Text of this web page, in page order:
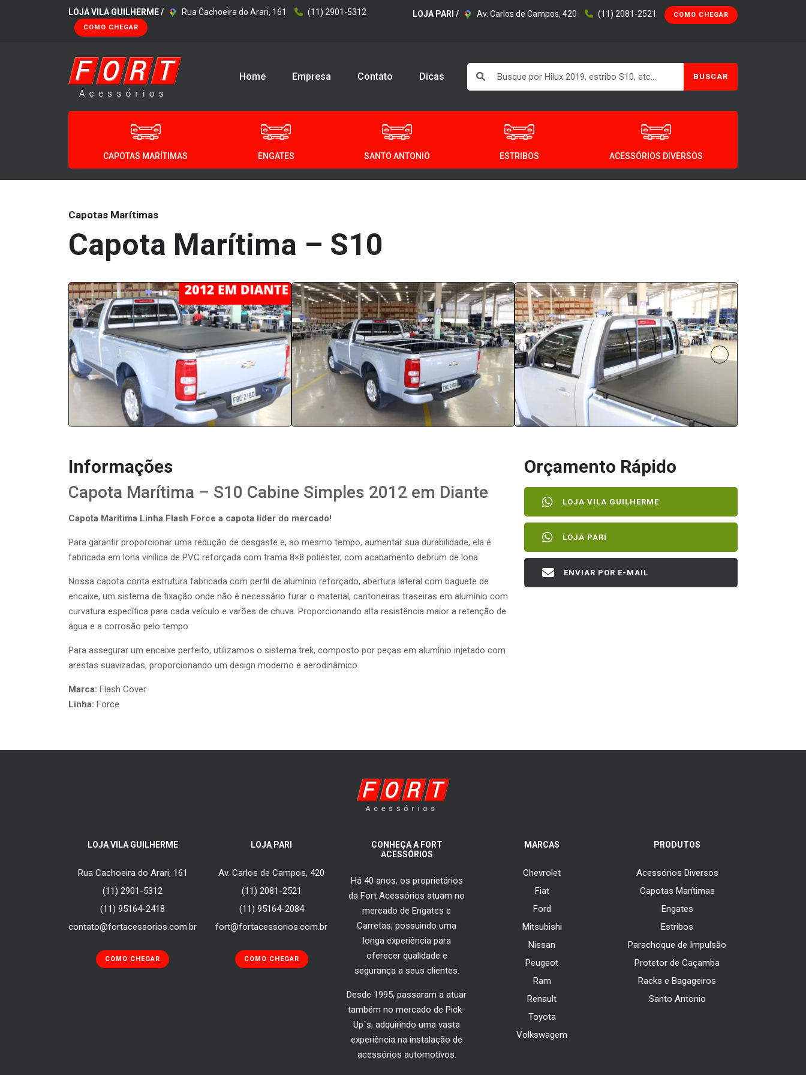
LOJA VILA GUILHERME / Rua Cachoeira do Arari, 161 (11) 2901-5312
COMO CHEGAR
LOJA PARI / Av. Carlos de Campos, 420 (11) 2081-2521 COMO CHEGAR
Home Empresa Contato Dicas BUSCAR
CAPOTAS MARÍTIMAS ENGATES SANTO ANTONIO ESTRIBOS ACESSÓRIOS DIVERSOS
Capotas Marítimas
Capota Marítima – S10
Informações
Capota Marítima – S10 Cabine Simples 2012 em Diante
Capota Marítima Linha Flash Force a capota líder do mercado!
Para garantir proporcionar uma redução de desgaste e, ao mesmo tempo, aumentar sua durabilidade, ela é
fabricada em lona vinílica de PVC reforçada com trama 8×8 poliéster, com acabamento debrum de lona.
Nossa capota conta estrutura fabricada com perfil de alumínio reforçado, abertura lateral com baguete de
encaixe, um sistema de fixação onde não é necessário furar o material, cantoneiras traseiras em alumínio com
curvatura específica para cada veículo e varões de chuva. Proporcionando alta resistência maior a retenção de
água e a corrosão pelo tempo
Para assegurar um encaixe perfeito, utilizamos o sistema trek, composto por peças em alumínio injetado com
arestas suavizadas, proporcionando um design moderno e aerodinâmico.
Marca: Flash Cover
Linha: Force
Orçamento Rápido
LOJA VILA GUILHERME
LOJA PARI
ENVIAR POR E-MAIL
LOJA VILA GUILHERME
Rua Cachoeira do Arari, 161
(11) 2901-5312
(11) 95164-2418
contato@fortacessorios.com.br
COMO CHEGAR
LOJA PARI
Av. Carlos de Campos, 420
(11) 2081-2521
(11) 95164-2084
fort@fortacessorios.com.br
COMO CHEGAR
CONHEÇA A FORT
ACESSÓRIOS
Há 40 anos, os proprietários
da Fort Acessórios atuam no
mercado de Engates e
Carretas, possuindo uma
longa experiência para
oferecer qualidade e
segurança a seus clientes.
Desde 1995, passaram a atuar
também no mercado de Pick-
Up´s, adquirindo uma vasta
experiência na instalação de
acessórios automotivos.
MARCAS
Chevrolet
Fiat
Ford
Mitsubishi
Nissan
Peugeot
Ram
Renault
Toyota
Volkswagem
PRODUTOS
Acessórios Diversos
Capotas Marítimas
Engates
Estribos
Parachoque de Impulsão
Protetor de Caçamba
Racks e Bagageiros
Santo Antonio